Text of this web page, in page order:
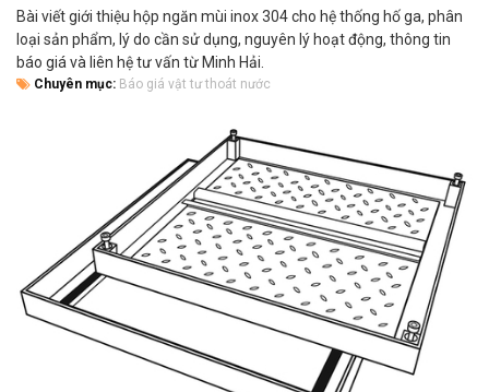
Bài viết giới thiệu hộp ngăn mùi inox 304 cho hệ thống hố ga, phân
loại sản phẩm, lý do cần sử dụng, nguyên lý hoạt động, thông tin
báo giá và liên hệ tư vấn từ Minh Hải.
Chuyên mục: Báo giá vật tư thoát nước